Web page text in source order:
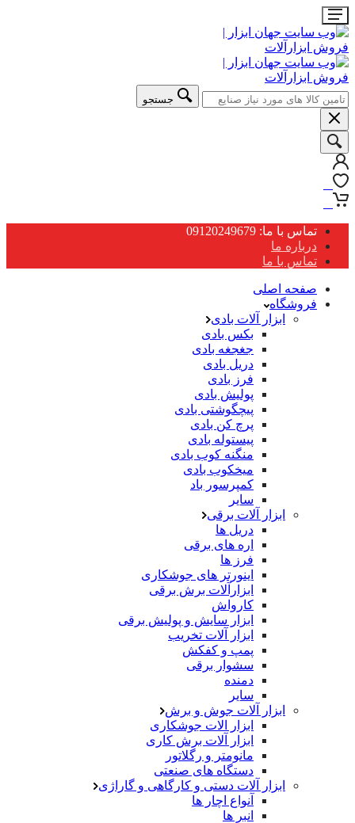
جستجو
تماس با ما: 09120249679
درباره ما
تماس با ما
صفحه اصلی
فروشگاه
ابزار آلات بادی
بکس بادی
جغجغه بادی
دریل بادی
فرز بادی
پولیش بادی
پیچگوشتی بادی
پرچ کن بادی
پیستوله بادی
منگنه کوب بادی
میخکوب بادی
کمپرسور باد
سایر
ابزار آلات برقی
دریل ها
اره های برقی
فرز ها
اینورتر های جوشکاری
ابزارآلات برش برقی
کارواش
ابزار سایش و پولیش برقی
ابزار آلات تخریب
پمپ و کفکش
سشوار برقی
دمنده
سایر
ابزار آلات جوش و برش
ابزار الات جوشکاری
ابزار آلات برش کاری
مانومتر و رگلاتور
دستگاه های صنعتی
ابزار آلات دستی و کارگاهی و گاراژی
آنواع اچار ها
انبر ها